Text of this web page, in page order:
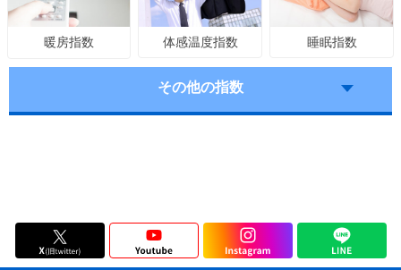
暖房指数 体感温度指数 睡眠指数
その他の指数